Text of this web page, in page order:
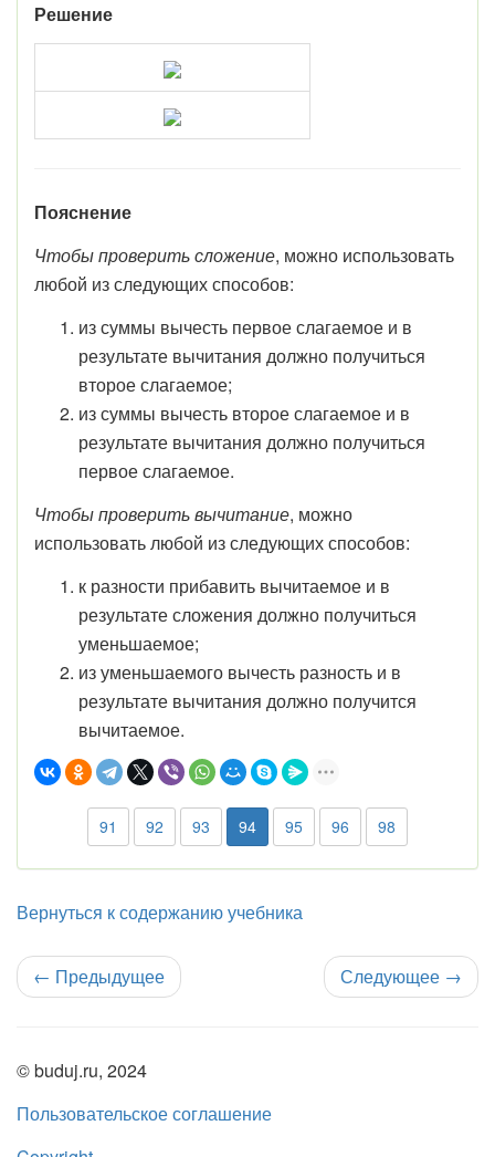
Решение
Пояснение
Чтобы проверить сложение, можно использовать
любой из следующих способов:
из суммы вычесть первое слагаемое и в
результате вычитания должно получиться
второе слагаемое;
из суммы вычесть второе слагаемое и в
результате вычитания должно получиться
первое слагаемое.
Чтобы проверить вычитание, можно
использовать любой из следующих способов:
к разности прибавить вычитаемое и в
результате сложения должно получиться
уменьшаемое;
из уменьшаемого вычесть разность и в
результате вычитания должно получится
вычитаемое.
91 92 93 94 95 96 98
Вернуться к содержанию учебника
← Предыдущее Следующее →
© buduj.ru, 2024
Пользовательское соглашение